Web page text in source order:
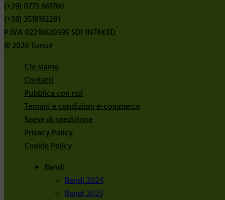
(+39) 0773 661760
(+39) 3519192281
P.IVA 02218620595 SDI 1N74KED
© 2026 Tunué
Chi siamo
Contatti
Pubblica con noi
Termini e condizioni e-commerce
Spese di spedizione
Privacy Policy
Cookie Policy
Bandi
Bandi 2024
Bandi 2025